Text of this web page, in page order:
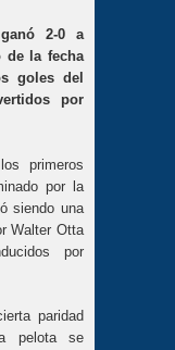
2-0 a
de la fecha
goles del
por
primeros
por la
siendo una
Walter Otta
por
paridad
pelota se